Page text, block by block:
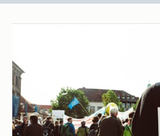
ÅRSKURS 1-3
SFI D